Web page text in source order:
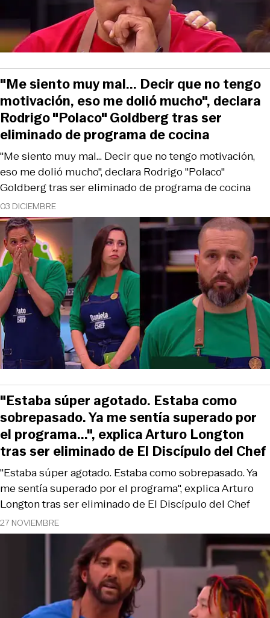
03 DICIEMBRE
"Me siento muy mal... Decir que no tengo motivación,
eso me dolió mucho", declara Rodrigo "Polaco"
Goldberg tras ser eliminado de programa de cocina
"Me siento muy mal... Decir que no tengo
motivación, eso me dolió mucho", declara
Rodrigo "Polaco" Goldberg tras ser
eliminado de programa de cocina
27 NOVIEMBRE
"Estaba súper agotado. Estaba como sobrepasado. Ya
me sentía superado por el programa", explica Arturo
Longton tras ser eliminado de El Discípulo del Chef
"Estaba súper agotado. Estaba como
sobrepasado. Ya me sentía superado por
el programa...", explica Arturo Longton
tras ser eliminado de El Discípulo del Chef